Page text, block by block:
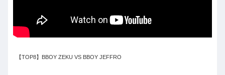
【TOP8】BBOY ZEKU VS BBOY JEFFRO